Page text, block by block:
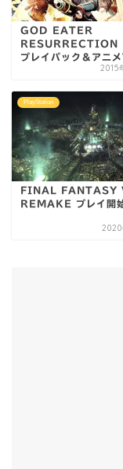
GOD EATER
RESURRECTION
プレイパック＆アニ
2015
PlayStation
FINAL FANTASY
REMAKE プレイ開
2020